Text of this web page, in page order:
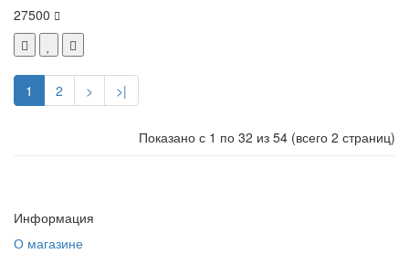
27500
1 2 > >|
Показано с 1 по 32 из 54 (всего 2 страниц)
Информация
О магазине